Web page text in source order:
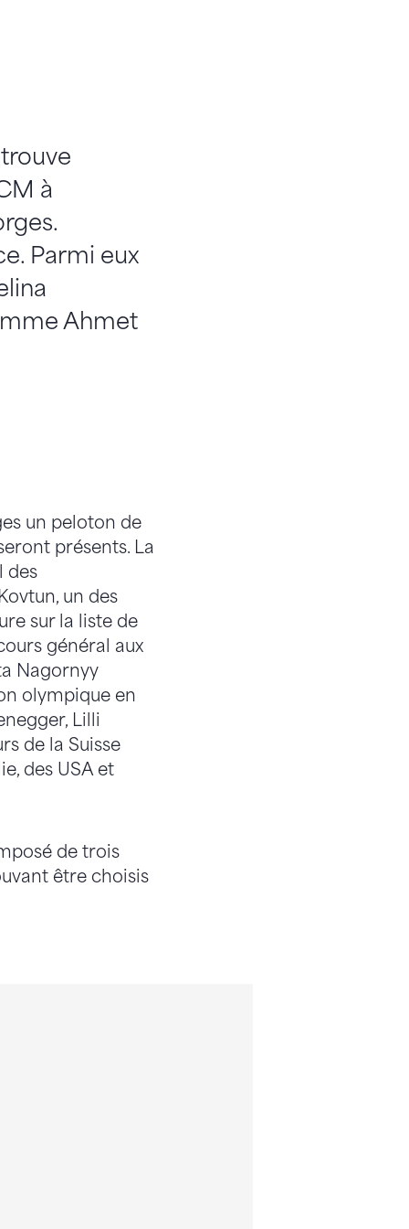
à
Parmi eux
Ahmet
un peloton de
présents. La
des
un des
sur la liste de
général aux
Nagornyy
olympique en
Lilli
de la Suisse
des USA et
de trois
être choisis